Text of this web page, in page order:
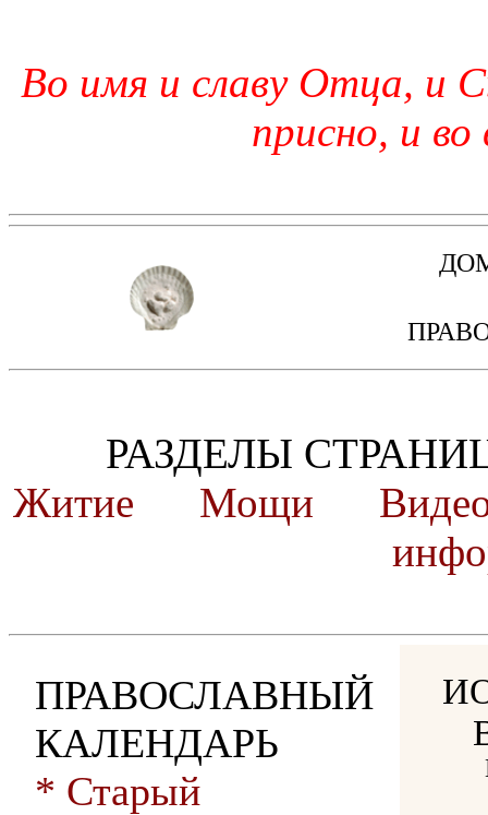
Во имя и славу Отца, и
присно, и во
РАЗДЕЛЫ
Житие
Мощи
ПРАВОСЛАВНЫЙ
КАЛЕНДАРЬ
* Старый